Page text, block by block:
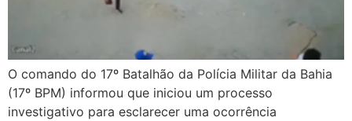
O comando do 17º Batalhão da Polícia Militar da Bahia
(17º BPM) informou que iniciou um processo
investigativo para esclarecer uma ocorrência